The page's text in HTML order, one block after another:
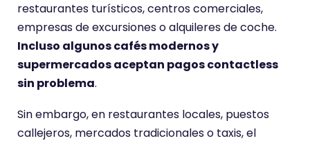
restaurantes turísticos, centros comerciales,
empresas de excursiones o alquileres de coche.
Incluso algunos cafés modernos y
supermercados aceptan pagos contactless
sin problema.
Sin embargo, en restaurantes locales, puestos
callejeros, mercados tradicionales o taxis, el